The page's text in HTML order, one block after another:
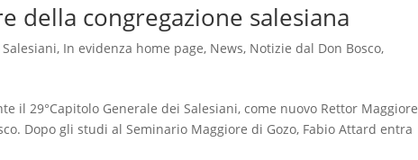
della congregazione salesiana
Salesiani, In evidenza home page, News, Notizie dal Don Bosco,
il 29°Capitolo Generale dei Salesiani, come nuovo Rettor Maggiore
Dopo gli studi al Seminario Maggiore di Gozo, Fabio Attard entra